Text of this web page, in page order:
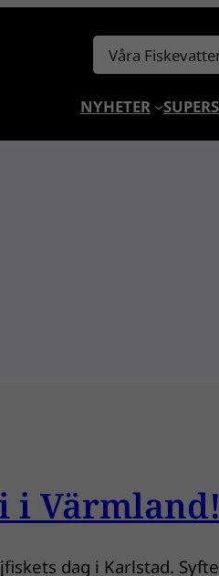
Sök
NYHETER
i Värmland!
dag i Karlstad.